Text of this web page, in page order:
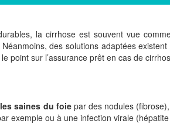
la cirrhose est souvent vue
Néanmoins, des solutions adaptées
point sur l’assurance prêt en cas de
saines du foiepar des nodules
exemple ou à une infection virale